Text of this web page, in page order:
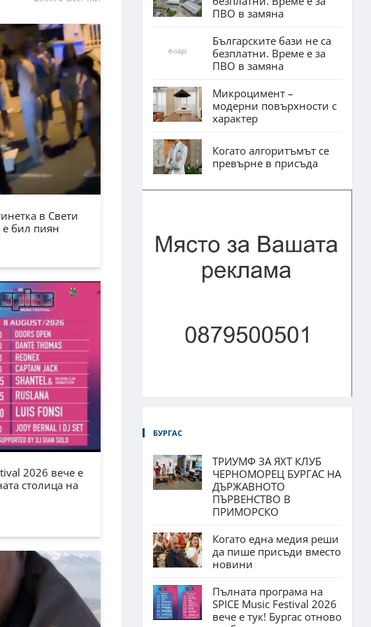
в Свети
е бил пиян
2026 вече е
столица на
ПВО в замяна
Българските бази не са
безплатни. Време е за
ПВО в замяна
Микроцимент –
модерни повърхности с
характер
Когато алгоритъмът се
превърне в присъда
БУРГАС
ТРИУМФ ЗА ЯХТ КЛУБ
ЧЕРНОМОРЕЦ БУРГАС НА
ДЪРЖАВНОТО
ПЪРВЕНСТВО В
ПРИМОРСКО
Когато една медия реши
да пише присъди вместо
новини
Пълната програма на
SPICE Music Festival 2026
вече е тук! Бургас отново